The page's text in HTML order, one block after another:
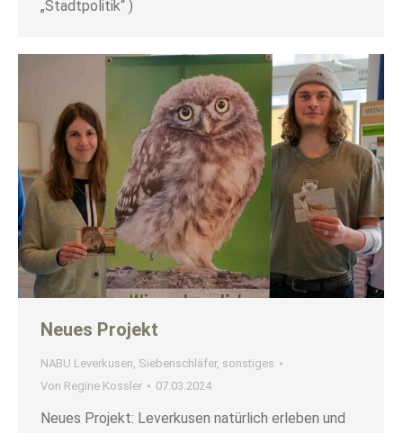
„Stadtpolitik“ )
Neues Projekt
NABU Leverkusen, Siebenschläfer, sonstiges
Von Regine Kossler 07.03.2024
Neues Projekt: Leverkusen natürlich erleben und